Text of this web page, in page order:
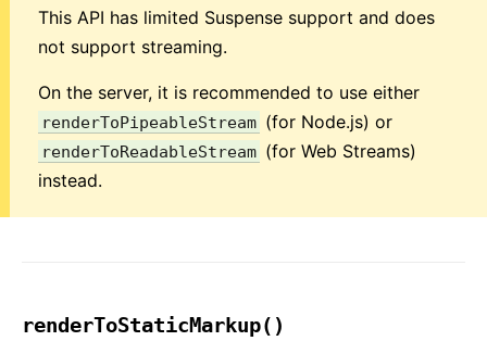
This API has limited Suspense support and does
not support streaming.
On the server, it is recommended to use either
renderToPipeableStream (for Node.js) or
renderToReadableStream (for Web Streams)
instead.
renderToStaticMarkup()